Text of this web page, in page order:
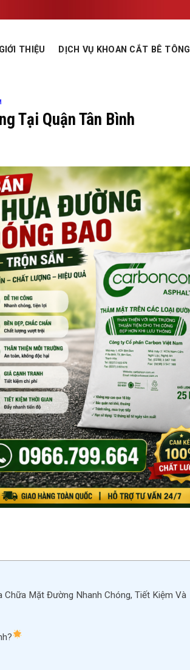
GIỚI THIỆU DỊCH VỤ KHOAN CẮT BÊ TÔNG
Tại Quận Tân Bình
Mặt Đường Nhanh Chóng, Tiết Kiệm Và